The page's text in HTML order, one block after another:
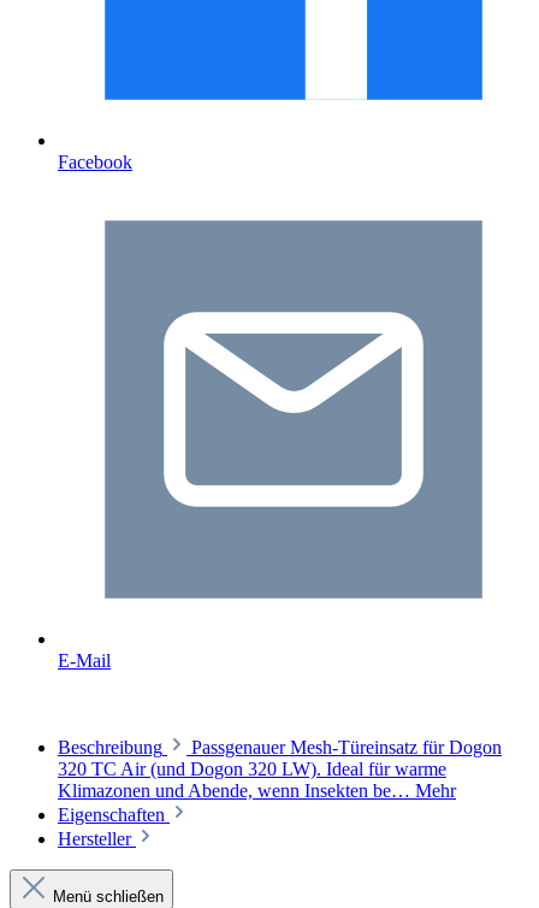
Facebook
E-Mail
Beschreibung
Passgenauer Mesh-Türeinsatz für Dogon
320 TC Air (und Dogon 320 LW). Ideal für warme
Klimazonen und Abende, wenn Insekten be… Mehr
Eigenschaften
Hersteller
Menü schließen